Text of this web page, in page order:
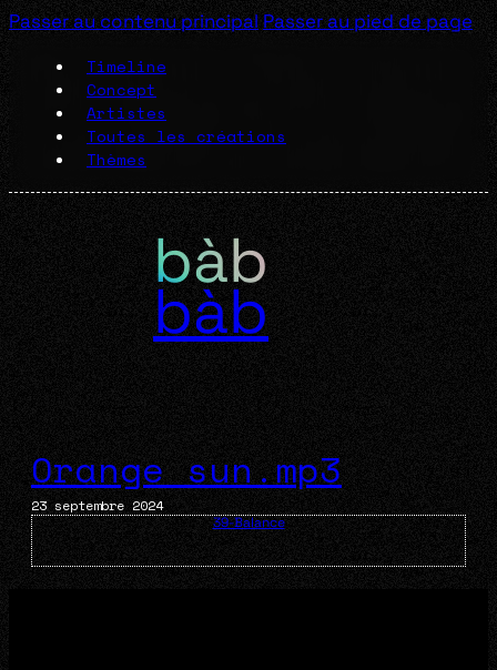
Passer au contenu principal Passer au pied de page
Timeline
Concept
Artistes
Toutes les créations
Thèmes
bàb
Orange sun.mp3
23 septembre 2024
39-Balance